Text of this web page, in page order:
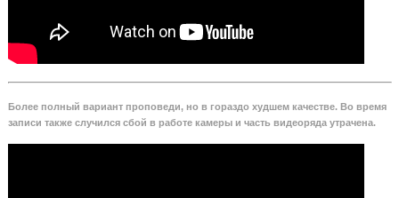
Более полный вариант проповеди, но в гораздо худшем качестве. Во время
записи также случился сбой в работе камеры и часть видеоряда утрачена.